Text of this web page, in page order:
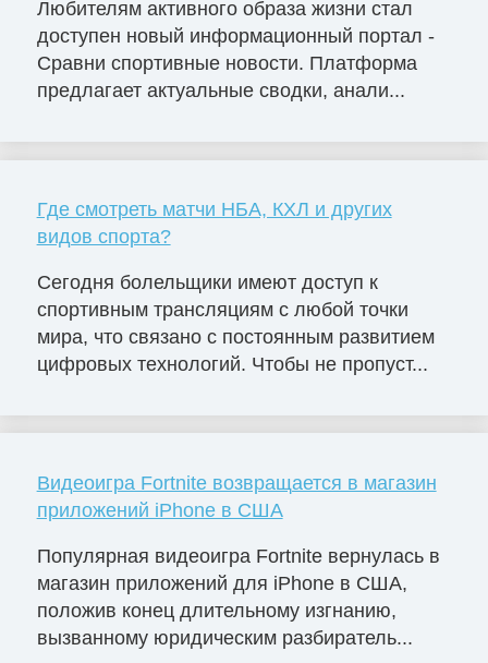
Любителям активного образа жизни стал
доступен новый информационный портал -
Сравни спортивные новости. Платформа
предлагает актуальные сводки, анали...
Где смотреть матчи НБА, КХЛ и других
видов спорта?
Сегодня болельщики имеют доступ к
спортивным трансляциям с любой точки
мира, что связано с постоянным развитием
цифровых технологий. Чтобы не пропуст...
Видеоигра Fortnite возвращается в магазин
приложений iPhone в США
Популярная видеоигра Fortnite вернулась в
магазин приложений для iPhone в США,
положив конец длительному изгнанию,
вызванному юридическим разбиратель...